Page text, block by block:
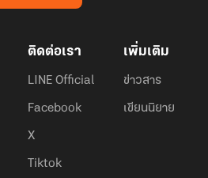
ติดต่อเรา
LINE Official
Facebook
X
Tiktok
เพิ่มเติม
ข่าวสาร
เขียนนิยาย